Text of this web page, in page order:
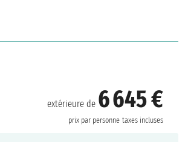
extérieure de 6 645 €
prix par personne taxes incluses